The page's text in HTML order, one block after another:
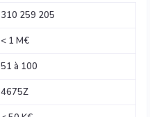
310 259 205
< 1 M€
51 à 100
4675Z